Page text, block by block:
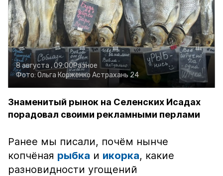
8 августа , 09:00Разное
Фото: Ольга Корженко Астрахань 24
Знаменитый рынок на Селенских Исадах
порадовал своими рекламными перлами
Ранее мы писали, почём нынче
копчёная рыбка и икорка, какие
разновидности угощений